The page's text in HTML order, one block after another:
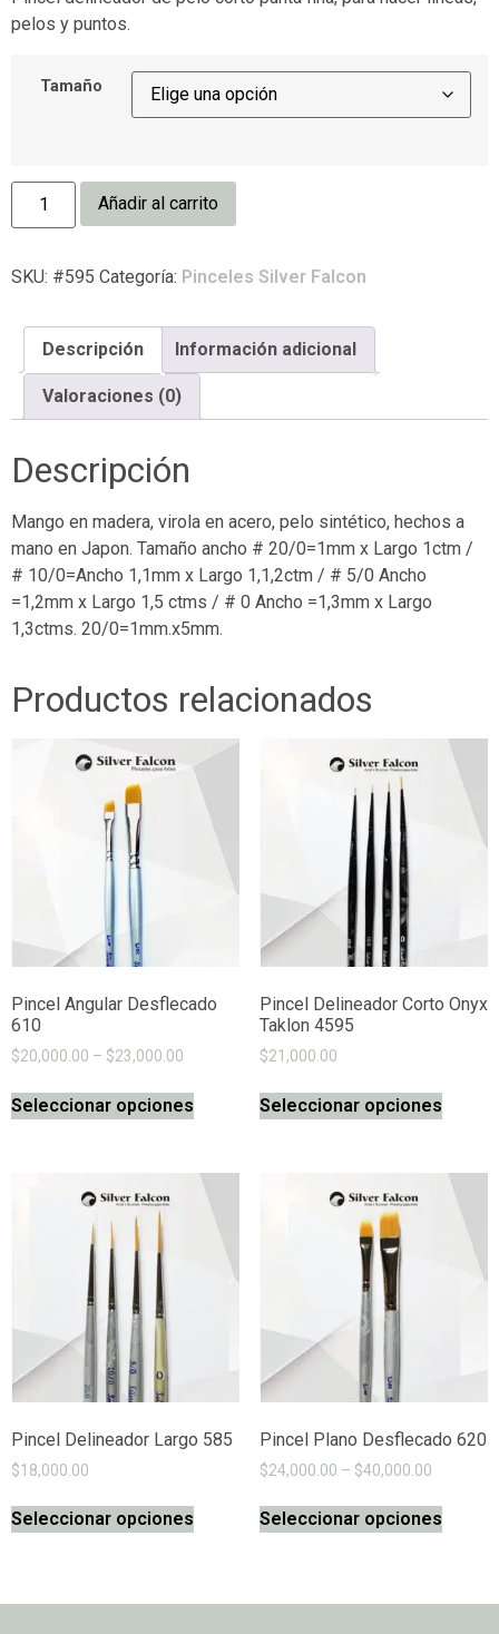
pelos y puntos.
Tamaño
Añadir al carrito
SKU: #595 Categoría: Pinceles Silver Falcon
Descripción Información adicional
Valoraciones (0)
Descripción
Mango en madera, virola en acero, pelo sintético, hechos a
mano en Japon. Tamaño ancho # 20/0=1mm x Largo 1ctm /
# 10/0=Ancho 1,1mm x Largo 1,1,2ctm / # 5/0 Ancho
=1,2mm x Largo 1,5 ctms / # 0 Ancho =1,3mm x Largo
1,3ctms. 20/0=1mm.x5mm.
Productos relacionados
Pincel Angular Desflecado
610
$20,000.00 – $23,000.00
Seleccionar opciones
Pincel Delineador Corto Onyx
Taklon 4595
$21,000.00
Seleccionar opciones
Pincel Delineador Largo 585
$18,000.00
Seleccionar opciones
Pincel Plano Desflecado 620
$24,000.00 – $40,000.00
Seleccionar opciones